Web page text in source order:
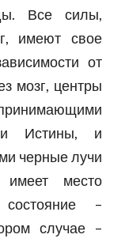
Все силы,
имеют свое
от
мозг, центры
Истины, и
черные лучи
место
–
случае –